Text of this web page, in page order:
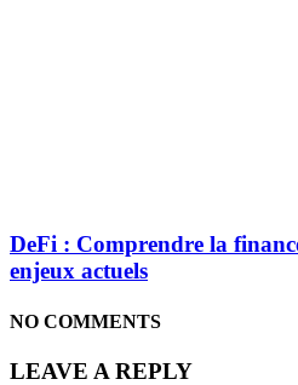
DeFi : Comprendre la
enjeux actuels
NO COMMENTS
LEAVE A REPLY